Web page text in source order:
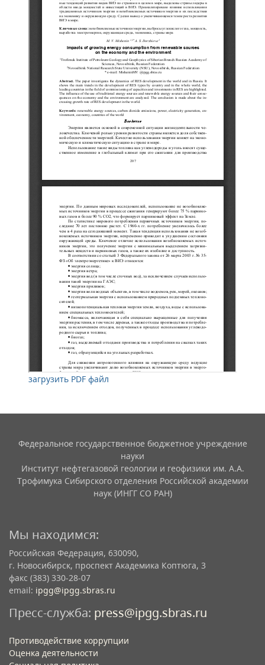
загрузить PDF файл
Федеральное государственное бюджетное учреждение
науки
Институт нефтегазовой геологии и геофизики им. А.А.
Трофимука Сибирского отделения Российской академии
наук (ИНГГ СО РАН)
Мы находимся:
Российская Федерация, 630090,
г. Новосибирск, проспект Академика Коптюга, 3
факс (383) 330-28-07
email: ipgg@ipgg.sbras.ru
Пресс-служба: press@ipgg.sbras.ru
Противодействие коррупции
Оценка деятельности